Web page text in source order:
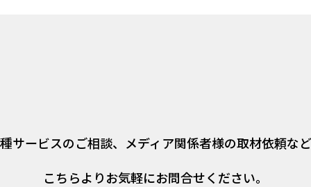
サービスのご相談、 メディア関係者様の取材依頼な
こちらよりお気軽にお問合せください。